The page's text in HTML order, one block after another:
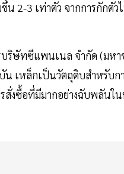
2-3 เท่าตัว จากการกักตัว
ริษัทซีแพนเนล จำกัด (มห
เหล็กเป็นวัตถุดิบสำหรับ
สั่งซื้อที่มีมากอย่างฉับพลัน